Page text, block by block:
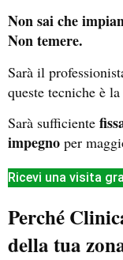
Non sai che
Non temere.
Sarà il
queste tecniche è
Sarà sufficiente
impegno per
Ricevi una visita
Perché
della tua